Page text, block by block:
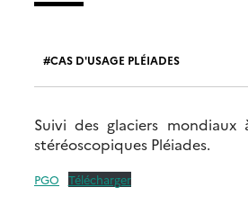
CAS D'USAGE PLÉIADES
Suivi des glaciers mondiaux
stéréoscopiques Pléiades.
PGO Télécharger